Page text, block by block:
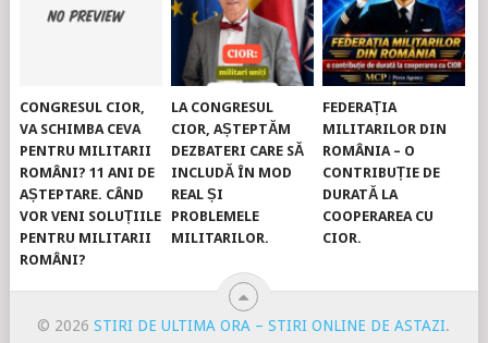
CONGRESUL CIOR,
VA SCHIMBA CEVA
PENTRU MILITARII
ROMÂNI? 11 ANI DE
AȘTEPTARE. CÂND
VOR VENI SOLUȚIILE
PENTRU MILITARII
ROMÂNI?
LA CONGRESUL
CIOR, AȘTEPTĂM
DEZBATERI CARE SĂ
INCLUDĂ ÎN MOD
REAL ȘI
PROBLEMELE
MILITARILOR.
FEDERAȚIA
MILITARILOR DIN
ROMÂNIA – O
CONTRIBUȚIE DE
DURATĂ LA
COOPERAREA CU
CIOR.
© 2026STIRI DE ULTIMA ORA – STIRI ONLINE DE ASTAZI.